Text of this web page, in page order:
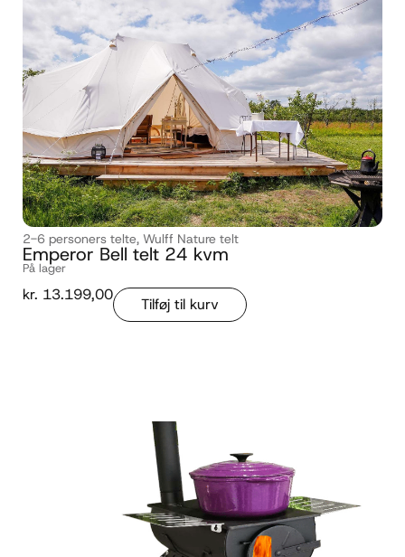
2-6 personers telte, Wulff Nature telt
Emperor Bell telt 24 kvm
På lager
kr. 13.199,00
Tilføj til kurv